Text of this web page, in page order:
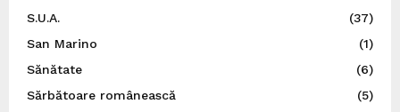
S.U.A.
(37)
San Marino
(1)
Sănătate
(6)
Sărbătoare românească
(5)